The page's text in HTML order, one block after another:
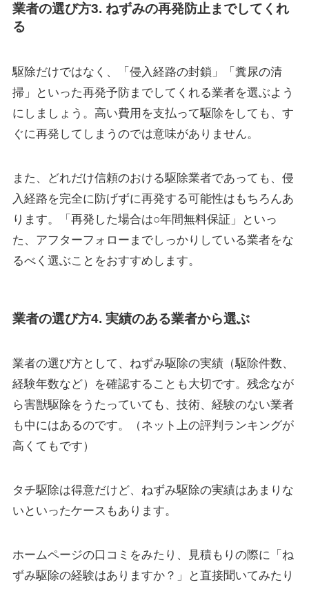
業者の選び方3. ねずみの再発防止までしてくれ
る
駆除だけではなく、
「侵入経路の封鎖」「糞尿の清
掃」
といった再発予防までしてくれる業者を選ぶよう
にしましょう。高い費用を支払って駆除をしても、す
ぐに再発してしまうのでは意味がありません。
また、どれだけ信頼のおける駆除業者であっても、侵
入経路を完全に防げずに再発する可能性はもちろんあ
ります。「再発した場合は○年間無料保証」といっ
た、アフターフォローまでしっかりしている業者をな
るべく選ぶことをおすすめします。
業者の選び方4. 実績のある業者から選ぶ
業者の選び方として、 ねずみ駆除の実績（駆除件数、
経験年数など）
を確認することも大切です。残念なが
ら害獣駆除をうたっていても、技術、経験のない業者
も中にはあるのです。（ネット上の評判ランキングが
高くてもです）
タチ駆除は得意だけど、ねずみ駆除の実績はあまりな
いといったケースもあります。
ホームページの口コミをみたり、見積もりの際に「ね
ずみ駆除の経験はありますか？」と直接聞いてみたり